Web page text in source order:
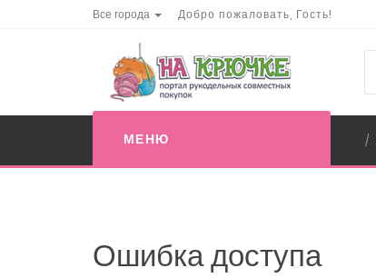
Все города Добро пожаловать, Гость!
МЕНЮ /
Ошибка доступа